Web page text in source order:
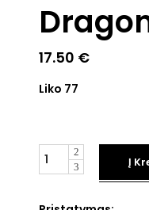
17.50 €
Liko 77
Kiekis
Į